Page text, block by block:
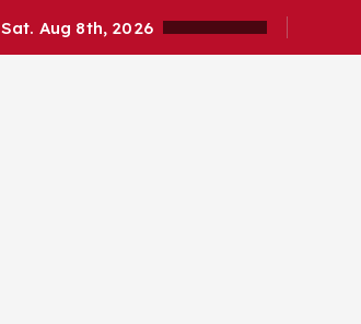
Sat. Aug 8th, 2026